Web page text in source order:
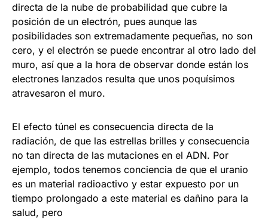
directa de la nube de probabilidad que cubre la
posición de un electrón, pues aunque las
posibilidades son extremadamente pequeñas, no son
cero, y el electrón se puede encontrar al otro lado del
muro, así que a la hora de observar donde están los
electrones lanzados resulta que unos poquísimos
atravesaron el muro.
El efecto túnel es consecuencia directa de la
radiación, de que las estrellas brilles y consecuencia
no tan directa de las mutaciones en el ADN. Por
ejemplo, todos tenemos conciencia de que el uranio
es un material radioactivo y estar expuesto por un
tiempo prolongado a este material es dañino para la
salud, pero